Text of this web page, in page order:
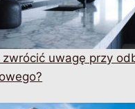
zwrócić uwagę przy